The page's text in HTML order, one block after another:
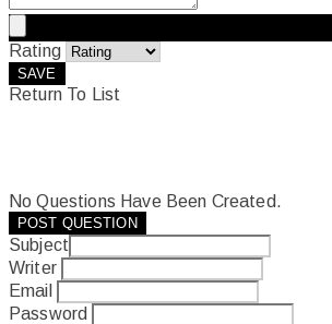
Rating
SAVE
Return To List
No Questions Have Been Created.
POST QUESTION
Subject
Writer
Email
Password